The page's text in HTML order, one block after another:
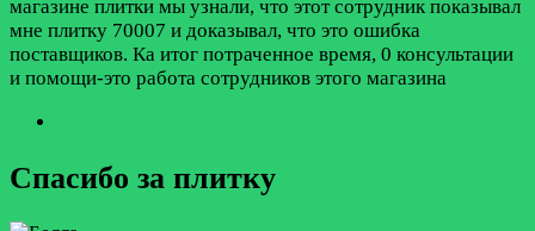
магазине плитки мы узнали, что этот сотрудник показывал
мне плитку 70007 и доказывал, что это ошибка
поставщиков. Ка итог потраченное время, 0 консультации
и помощи-это работа сотрудников этого магазина
Спасибо за плитку